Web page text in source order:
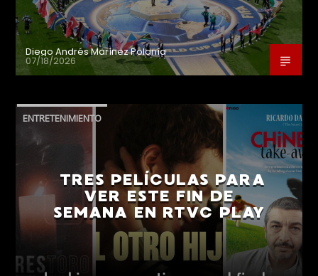
Diego Andrés Marínez Polanía
07/18/2026
ENTRETENIMIENTO
TRES PELÍCULAS PARA
VER ESTE FIN DE
SEMANA EN RTVC PLAY